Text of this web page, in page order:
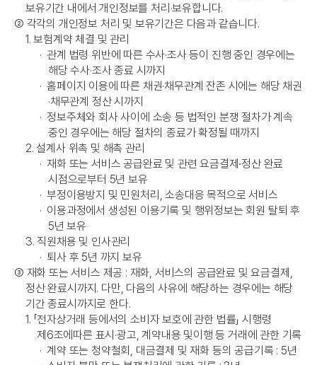
보유기간 내에서 개인정보를 처리·보유합니다.
➁ 각각의 개인정보 처리 및 보유기간은 다음과 같습니다.
1. 보험계약 체결 및 관리
· 관계 법령 위반에 따른 수사·조사 등이 진행 중인 경우에는
해당 수사·조사 종료 시까지
· 홈페이지 이용에 따른 채권·채무관계 잔존 시에는 해당 채권
·채무관계 정산 시까지
· 정보주체와 회사 사이에 소송 등 법적인 분쟁 절차가 계속
중인 경우에는 해당 절차의 종료가 확정될 때까지
2. 설계사 위촉 및 해촉 관리
· 재화 또는 서비스 공급완료 및 관련 요금결제∙정산 완료
시점으로부터 5년 보유
· 부정이용방지 및 민원처리, 소송대응 목적으로 서비스
· 이용과정에서 생성된 이용기록 및 행위정보는 회원 탈퇴 후
5년 보유
3. 직원채용 및 인사관리
· 퇴사 후 5년 까지 보유
➂ 재화 또는 서비스 제공 : 재화, 서비스의 공급완료 및 요금결제,
정산 완료시까지. 다만, 다음의 사유에 해당하는 경우에는 해당
기간 종료시까지로 한다.
1. 「전자상거래 등에서의 소비자 보호에 관한 법률」 시행령
제6조에따른 표시·광고, 계약내용 및이행 등 거래에 관한 기록
· 계약 또는 청약철회, 대금결제 및 재화 등의 공급기록 : 5년